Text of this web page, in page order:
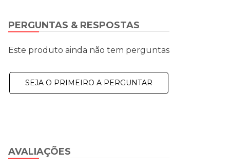
AVALIAÇÕES
PERGUNTAS & RESPOSTAS
Este produto ainda não tem perguntas
SEJA O PRIMEIRO A PERGUNTAR